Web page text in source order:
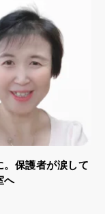
。保護者が涙して
へ